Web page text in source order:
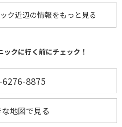
ク近辺の情報をもっと見る
クに行く前にチェック！
6276-8875
地図で見る